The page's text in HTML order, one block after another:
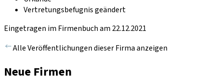
Vertretungsbefugnis geändert
Eingetragen im Firmenbuch am 22.12.2021
Alle Veröffentlichungen dieser Firma anzeigen
Neue Firmen